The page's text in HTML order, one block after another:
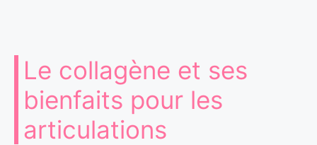
Le collagène et ses
bienfaits pour les
articulations